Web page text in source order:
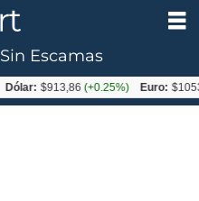
Sin Escamas
$913,86(+0.25%) Euro: $1053,08(-